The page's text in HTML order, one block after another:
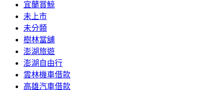
宜蘭賞鯨
未上市
未分類
樹林當舖
澎湖旅遊
澎湖自由行
雲林機車借款
高雄汽車借款